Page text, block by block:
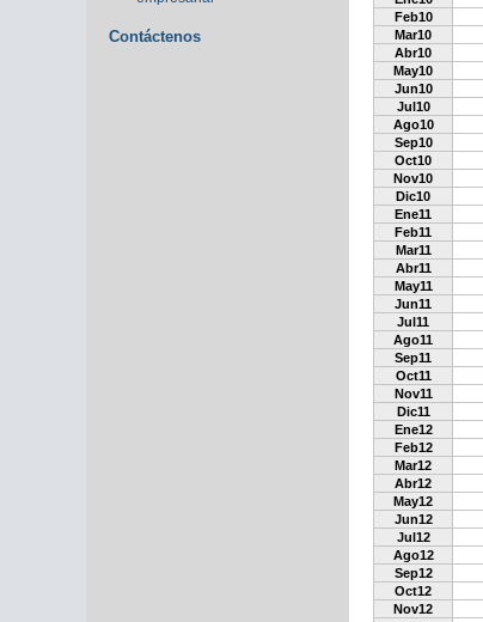
Contáctenos
Feb10
Mar10
Abr10
May10
Jun10
Jul10
Ago10
Sep10
Oct10
Nov10
Dic10
Ene11
Feb11
Mar11
Abr11
May11
Jun11
Jul11
Ago11
Sep11
Oct11
Nov11
Dic11
Ene12
Feb12
Mar12
Abr12
May12
Jun12
Jul12
Ago12
Sep12
Oct12
Nov12